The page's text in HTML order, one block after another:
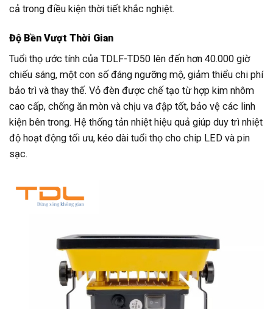
cả trong điều kiện thời tiết khắc nghiệt.
Độ Bền Vượt Thời Gian
Tuổi thọ ước tính của TDLF-TD50 lên đến hơn 40.000 giờ
chiếu sáng, một con số đáng ngưỡng mộ, giảm thiểu chi phí
bảo trì và thay thế. Vỏ đèn được chế tạo từ hợp kim nhôm
cao cấp, chống ăn mòn và chịu va đập tốt, bảo vệ các linh
kiện bên trong. Hệ thống tản nhiệt hiệu quả giúp duy trì nhiệt
độ hoạt động tối ưu, kéo dài tuổi thọ cho chip LED và pin
sạc.